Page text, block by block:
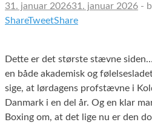
31. januar 202631. januar 2026 -
ShareTweetShare
Dette er det største stævne
en både akademisk og
sige, at lørdagens profstævne i
Danmark i en del år. Og en klar
Boxing om, at det lige nu er den